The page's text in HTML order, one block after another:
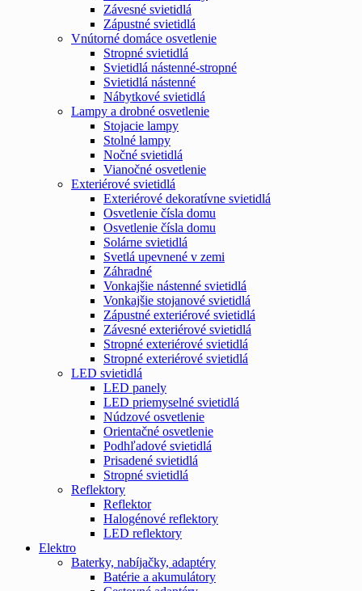
Závesné svietidlá
Zápustné svietidlá
Vnútorné domáce osvetlenie
Stropné svietidlá
Svietidlá nástenné-stropné
Svietidlá nástenné
Nábytkové svietidlá
Lampy a drobné osvetlenie
Stojacie lampy
Stolné lampy
Nočné svietidlá
Vianočné osvetlenie
Exteriérové svietidlá
Exteriérové dekoratívne svietidlá
Osvetlenie čísla domu
Osvetlenie čísla domu
Solárne svietidlá
Svetlá upevnené v zemi
Záhradné
Vonkajšie nástenné svietidlá
Vonkajšie stojanové svietidlá
Zápustné exteriérové svietidlá
Závesné exteriérové svietidlá
Stropné exteriérové svietidlá
Stropné exteriérové svietidlá
LED svietidlá
LED panely
LED priemyselné svietidlá
Núdzové osvetlenie
Orientačné osvetlenie
Podhľadové svietidlá
Prisadené svietidlá
Stropné svietidlá
Reflektory
Reflektor
Halogénové reflektory
LED reflektory
Elektro
Baterky, nabíjačky, adaptéry
Batérie a akumulátory